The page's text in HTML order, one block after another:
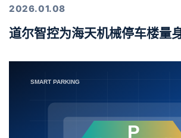
2026.01.08
道尔智控为海天机械停车楼量